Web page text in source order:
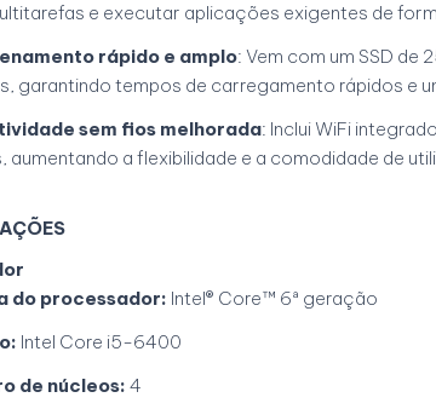
e executar aplicações exigentes de
rápido e amplo: Vem com um SSD
garantindo tempos de carregamento rápidos e
sem fios melhorada: Inclui WiFi
aumentando a flexibilidade e a comodidade de
do processador: Intel® Core™ 6ª geração
Intel Core i5-6400
de núcleos: 4